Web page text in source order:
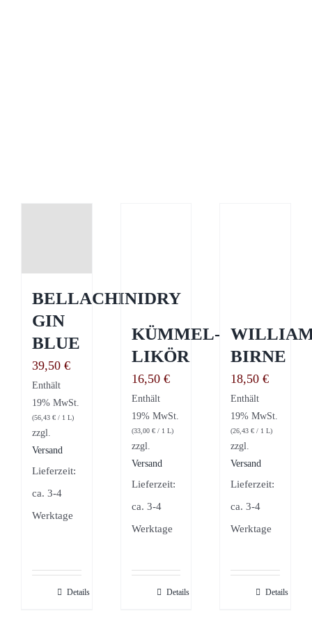
BELLACHINIDRY
GIN
BLUE
39,50 €
Enthält
19% MwSt.
(56,43 € / 1 L)
zzgl.
Versand
Lieferzeit:
ca. 3-4
Werktage
Details
KÜMMEL-
LIKÖR
16,50 €
Enthält
19% MwSt.
(33,00 €/ 1 L)
zzgl.
Versand
Lieferzeit:
ca. 3-4
Werktage
Details
BIRNE
18,50€
Enthält
19% MwSt.
(26,43€ / 1 L)
zzgl.
Versand
Lieferzeit:
ca. 3-4
Werktage
Details